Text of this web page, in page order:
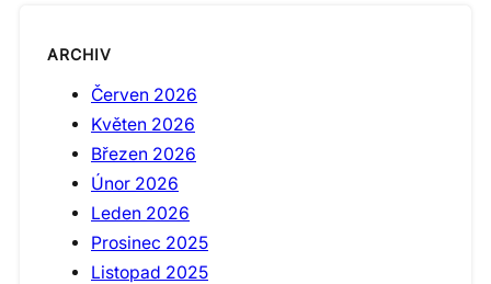
ARCHIV
Červen 2026
Květen 2026
Březen 2026
Únor 2026
Leden 2026
Prosinec 2025
Listopad 2025